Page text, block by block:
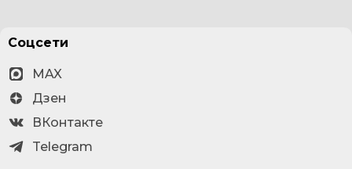
Соцсети
MAX
Дзен
ВКонтакте
Telegram